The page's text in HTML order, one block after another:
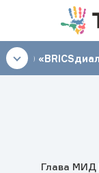
07:30
Глава МИД